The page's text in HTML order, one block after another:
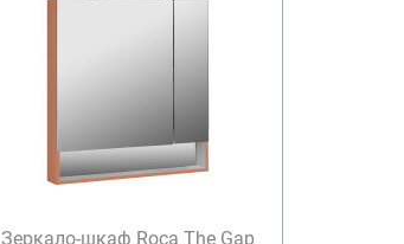
Зеркало-шкаф Roca The Gap